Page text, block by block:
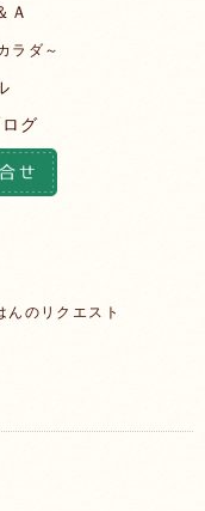
Ａ
ラダ～
グ
んのリクエスト